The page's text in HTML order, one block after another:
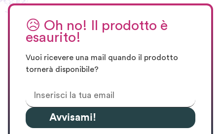
😥 Oh no! Il prodotto è
esaurito!
Vuoi ricevere una mail quando il prodotto
tornerà disponibile?
Avvisami!